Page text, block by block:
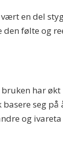
en del
den følte og
bruken har økt
seg på
og ivareta